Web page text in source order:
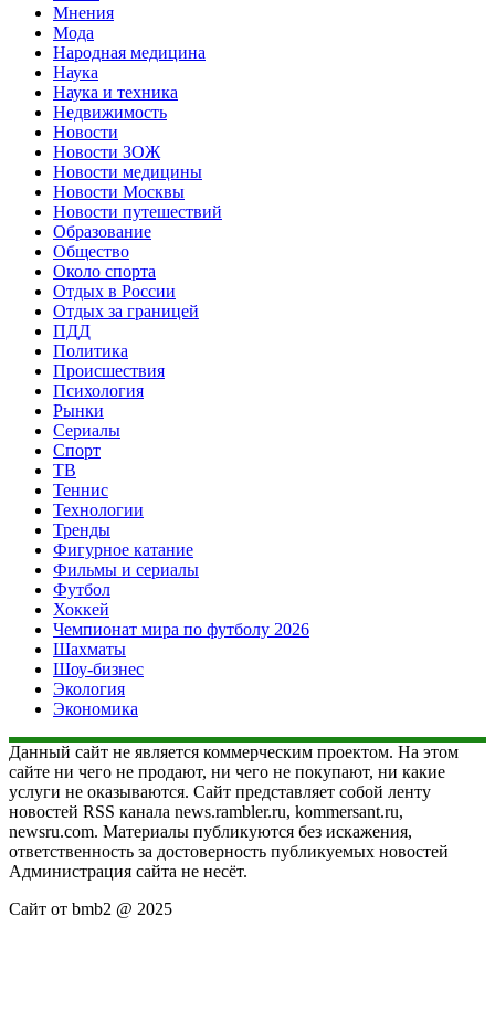
Мнения
Мода
Народная медицина
Наука
Наука и техника
Недвижимость
Новости
Новости ЗОЖ
Новости медицины
Новости Москвы
Новости путешествий
Образование
Общество
Около спорта
Отдых в России
Отдых за границей
ПДД
Политика
Происшествия
Психология
Рынки
Сериалы
Спорт
ТВ
Теннис
Технологии
Тренды
Фигурное катание
Фильмы и сериалы
Футбол
Хоккей
Чемпионат мира по футболу 2026
Шахматы
Шоу-бизнес
Экология
Экономика
Данный сайт не является коммерческим проектом. На этом
сайте ни чего не продают, ни чего не покупают, ни какие
услуги не оказываются. Сайт представляет собой ленту
новостей RSS канала news.rambler.ru, kommersant.ru,
newsru.com. Материалы публикуются без искажения,
ответственность за достоверность публикуемых новостей
Администрация сайта не несёт.
Сайт от bmb2 @ 2025